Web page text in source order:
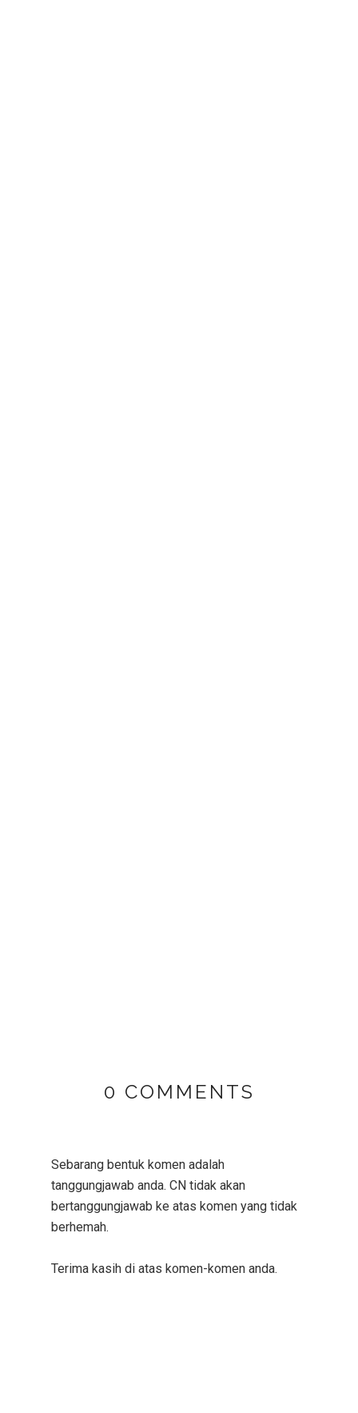
0 COMMENTS
Sebarang bentuk komen adalah
tanggungjawab anda. CN tidak akan
bertanggungjawab ke atas komen yang tidak
berhemah.
Terima kasih di atas komen-komen anda.